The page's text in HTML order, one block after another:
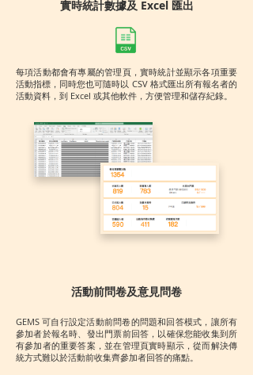
實時統計數據及 Excel 匯出
每項活動都會有專屬的管理頁，實時統計並顯示各項重要
活動指標，同時您也可隨時以 CSV 格式匯出所有報名者的
活動資料，到 Excel 或其他軟件，方便管理和儲存紀錄。
活動前問卷及意見問卷
GEMS 可自行設定活動前問卷的問題和回答模式，讓所有
參加者於報名時、發出門票前回答，以確保您能收集到所
有參加者的重要答案，並在管理頁實時顯示，從而解決傳
統方式難以於活動前收集齊參加者回答的痛點。